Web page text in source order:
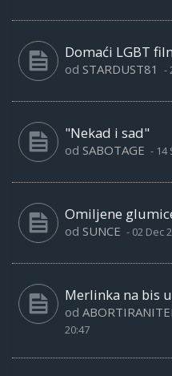
Domaći LGBT
od STARDUST81 -
"Nekad i sad"
od SABOTAGE - 14
Omiljene
od SUNCE - 02 Dec
Merlinka na bis
od
20:47